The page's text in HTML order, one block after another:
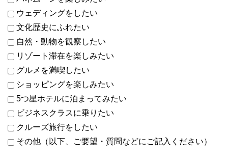
ウェディングをしたい
文化歴史にふれたい
自然・動物を観察したい
リゾート滞在を楽しみたい
グルメを満喫したい
ショッピングを楽しみたい
5つ星ホテルに泊まってみたい
ビジネスクラスに乗りたい
クルーズ旅行をしたい
その他（以下、ご要望・質問などにご記入ください）